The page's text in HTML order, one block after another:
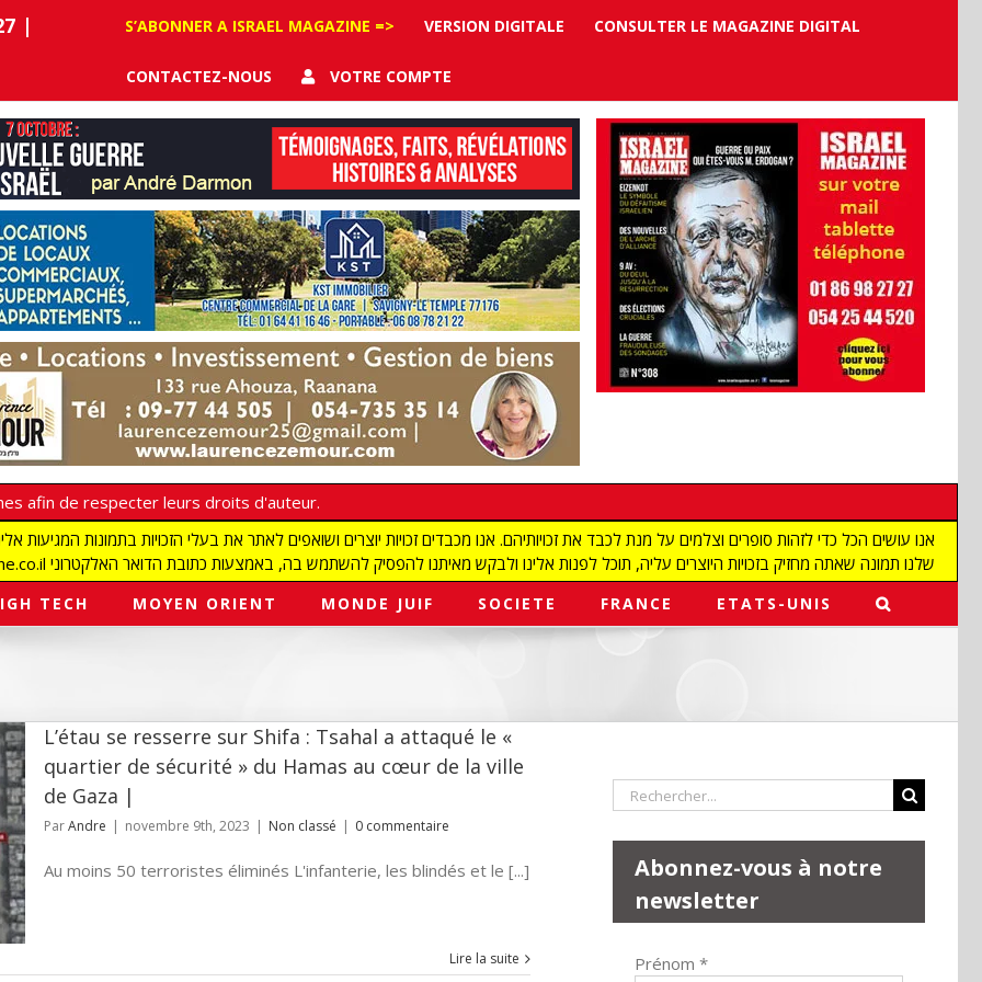
|
S’ABONNER A ISRAEL MAGAZINE => VERSION DIGITALE CONSULTER LE MAGAZINE DIGITAL
CONTACTEZ-NOUS VOTRE COMPTE
afin de respecter leurs droits d'auteur.
redaction@israelmagazine.co.il שלנו תמונה שאתה מחזיק בזכויות היוצרים עליה, תוכל לפנות אלינו ולבקש מאיתנו להפסיק להשתמש בה, באמצעות כתובת הדואר האלקטרוני
TECH MOYEN ORIENT MONDE JUIF SOCIETE FRANCE ETATS-UNIS
L’étau se resserre sur Shifa : Tsahal a attaqué le «
quartier de sécurité » du Hamas au cœur de la ville
de Gaza |
ParAndre | novembre 9th, 2023 | Non classé | 0 commentaire
Au moins 50 terroristes éliminés L'infanterie, les blindés et le [...]
Lire la suite
Rechercher:
Abonnez-vous à notre
newsletter
Prénom *